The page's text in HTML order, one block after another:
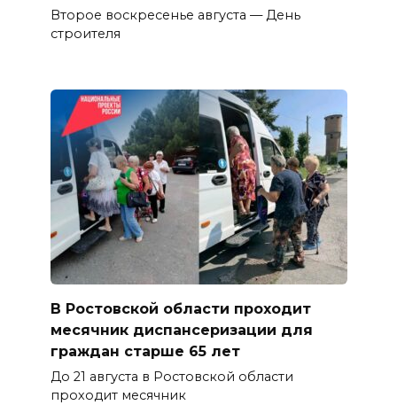
Второе воскресенье августа — День
строителя
В Ростовской области проходит
месячник диспансеризации для
граждан старше 65 лет
До 21 августа в Ростовской области
проходит месячник